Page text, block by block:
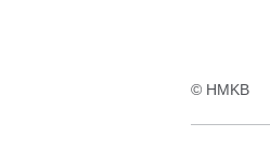
© HMKB